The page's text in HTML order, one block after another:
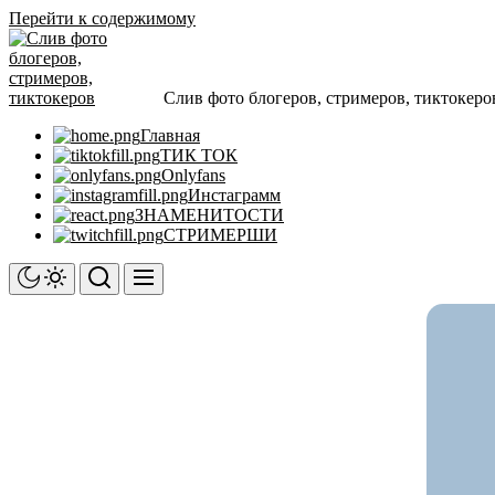
Перейти к содержимому
Слив фото блогеров, стримеров,
Главная
ТИК ТОК
Onlyfans
Инстаграмм
ЗНАМЕНИТОСТИ
СТРИМЕРШИ